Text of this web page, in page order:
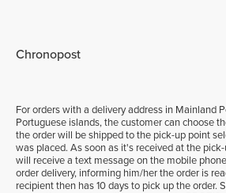
Chronopost
For orders with a delivery address in Mainland
Portuguese islands, the customer can choose
the order will be shipped to the pick-up point
was placed. As soon as it's received at the
will receive a text message on the mobile
order delivery, informing him/her the order is
recipient then has 10 days to pick up the order.